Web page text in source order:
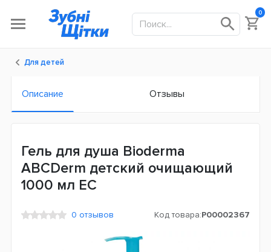
0
Для детей
Описание Отзывы
Гель для душа Bioderma
ABCDerm детский очищающий
1000 мл ЕС
0 отзывов Код товара:P00002367